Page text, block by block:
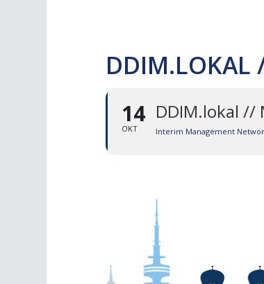
DDIM.LOKAL
14
OKT
DDIM.lokal //
Interim Management